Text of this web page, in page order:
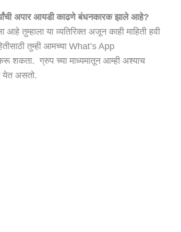
अपार आयडी काढणे बंधनकारक झाले आहे?
तुम्हाला या व्यतिरिक्त अजून काही माहिती हवी
तुम्ही आमच्या What’s App
ग्रुप च्या माध्यमातून आम्ही अश्याच
येत असतो.